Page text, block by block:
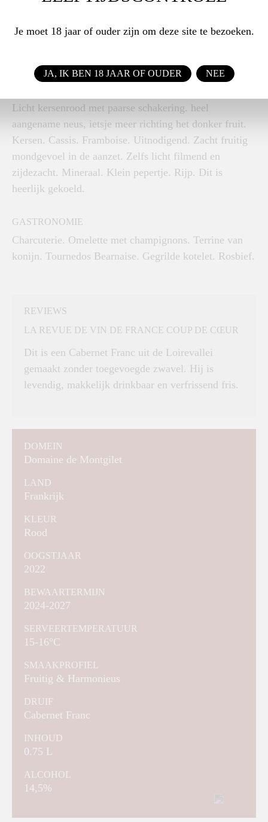
die de kwintessens van elk afzonderlijk terroir
Licht kersenrood met paarse schakering. heel
aangename neus, ietsje meer richting het donker fruit.
Kersen. Cassis. Framboise. Uitnodigend. Zacht fruitig
mondgevoel in de aanzet. Zelfs licht filmend en
zijdezacht. Mineraal. Klein pepertje. Rijp. Dit is
heerlijk gekoeld.
GASTRONOMIE
Charcuterie. Omelette met champignons. Terrine van
konijn. Tournedos Bearnaise. Gegrilde kotelet. Rosbief.
REVIEWS
LA REVUE DE VIN DE FRANCE COUP DE CŒUR
Dit is een Cabernet Franc uit de Loirevallei
gemaakt zonder toegevoegde zwavel. Hij is
levendig, makkelijk drinkbaar en verfrissend fris.
DOMEIN
Domaine de Montgilet
LAND
Frankrijk
KLEUR
Rood
OOGSTJAAR
2022
BEWAARTERMIJN
2024-2027
SERVEERTEMPERATUUR
15-16°C
SMAAKPROFIEL
Fruitig & Harmonieus
DRUIF
Cabernet Franc
INHOUD
0.75 L
ALCOHOL
14,5%
Je moet 18 jaar of ouder zijn om deze site te bezoeken.
JA, IK BEN 18 JAAR OF OUDER NEE